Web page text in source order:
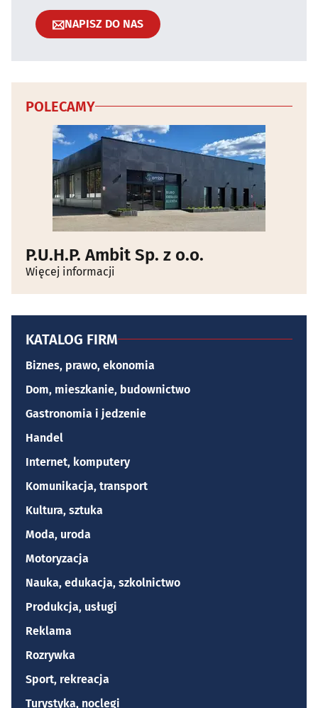
NAPISZ DO NAS
POLECAMY
P.U.H.P. Ambit Sp. z o.o.
Więcej informacji
KATALOG FIRM
Biznes, prawo, ekonomia
Dom, mieszkanie, budownictwo
Gastronomia i jedzenie
Handel
Internet, komputery
Komunikacja, transport
Kultura, sztuka
Moda, uroda
Motoryzacja
Nauka, edukacja, szkolnictwo
Produkcja, usługi
Reklama
Rozrywka
Sport, rekreacja
Turystyka, noclegi